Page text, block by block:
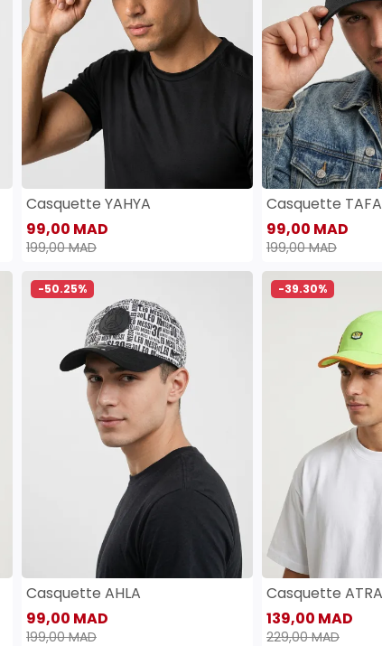
Casquette YAHYA
99,00 MAD
199,00 MAD
Casquette
99,00 MAD
199,00 MAD
-50.25%
Casquette AHLA
99,00 MAD
199,00 MAD
-39.30%
Casquette
139,00 MAD
229,00 MAD